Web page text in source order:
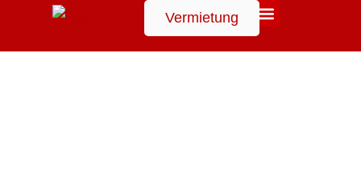
Suchen
Vermietung